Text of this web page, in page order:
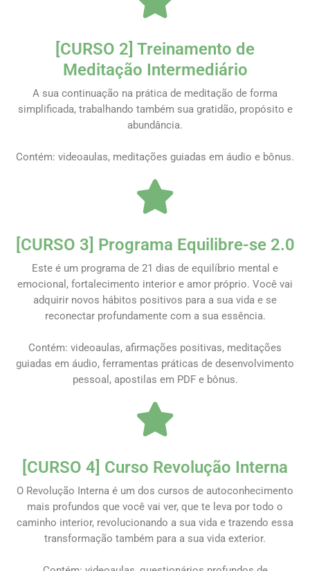
[CURSO 2] Treinamento de
Meditação Intermediário
A sua continuação na prática de meditação de forma
simplificada, trabalhando também sua gratidão, propósito e
abundância.
Contém: videoaulas, meditações guiadas em áudio e bônus.
[CURSO 3] Programa Equilibre-se 2.0
Este é um programa de 21 dias de equilíbrio mental e
emocional, fortalecimento interior e amor próprio. Você vai
adquirir novos hábitos positivos para a sua vida e se
reconectar profundamente com a sua essência.
Contém: videoaulas, afirmações positivas, meditações
guiadas em áudio, ferramentas práticas de desenvolvimento
pessoal, apostilas em PDF e bônus.
[CURSO 4] Curso Revolução Interna
O Revolução Interna é um dos cursos de autoconhecimento
mais profundos que você vai ver, que te leva por todo o
caminho interior, revolucionando a sua vida e trazendo essa
transformação também para a sua vida exterior.